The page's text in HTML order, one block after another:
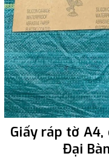
Giấy ráp tờ A4,
Đại